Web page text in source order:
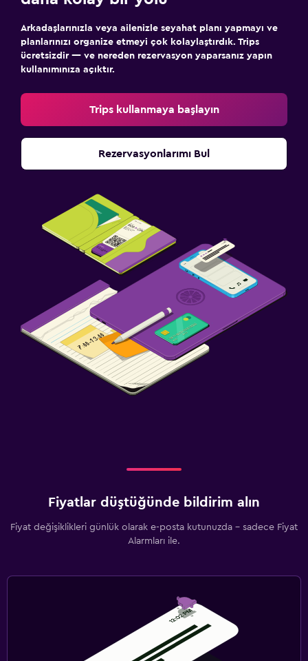
Arkadaşlarınızla veya ailenizle seyahat planı yapmayı ve
planlarınızı organize etmeyi çok kolaylaştırdık. Trips
ücretsizdir — ve nereden rezervasyon yaparsanız yapın
kullanımınıza açıktır.
Trips kullanmaya başlayın
Rezervasyonlarımı Bul
Fiyatlar düştüğünde bildirim alın
Fiyat değişiklikleri günlük olarak e-posta kutunuzda - sadece Fiyat
Alarmları ile.